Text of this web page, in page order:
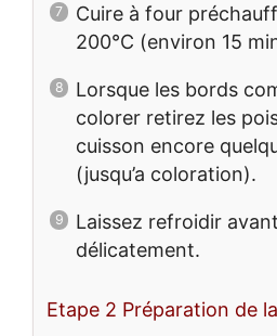
Cuire à four
200°C (environ 15
Lorsque les bords
colorer retirez les
cuisson encore
(jusqu’a coloration).
Laissez refroidir
délicatement.
Etape 2 Préparation de